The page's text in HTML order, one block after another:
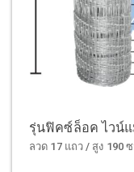
รุ่นฟิคซ์ล็อค ไวน์
ลวด 17 แถว / สูง 190